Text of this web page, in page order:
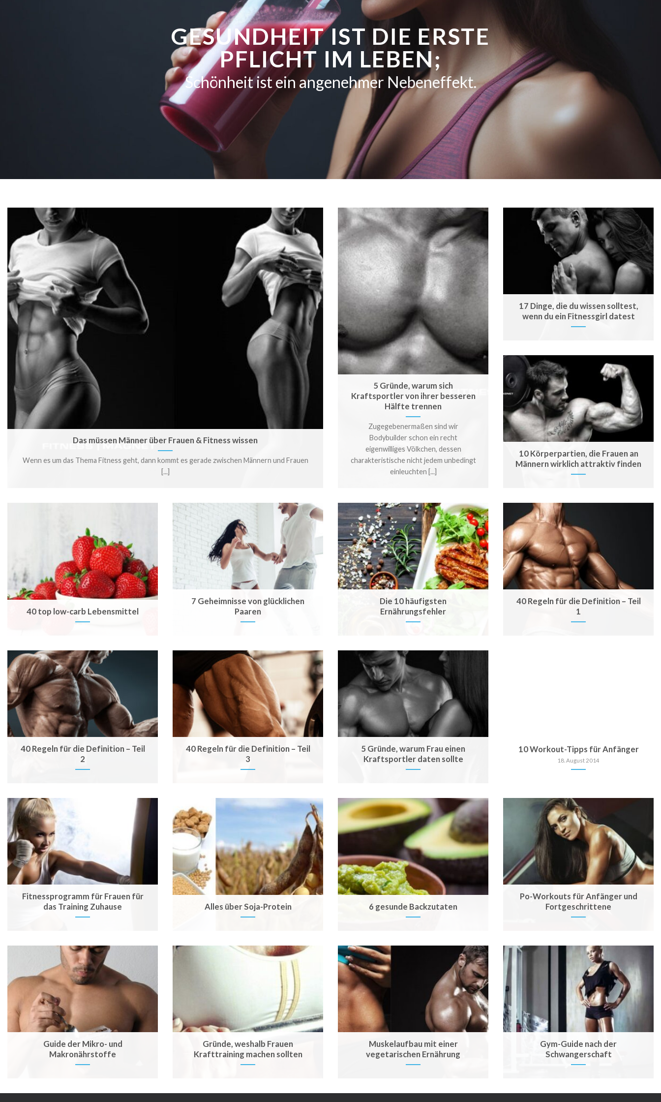
GESUNDHEIT IST DIE ERSTE
PFLICHT IM LEBEN;
Schönheit ist ein angenehmer Nebeneffekt.
Das müssen Männer über Frauen & Fitness wissen
Wenn es um das Thema Fitness geht, dann kommt es gerade zwischen Männern und Frauen
[...]
5 Gründe, warum sich
Kraftsportler von ihrer besseren
Hälfte trennen
Zugegebenermaßen sind wir
Bodybuilder schon ein recht
eigenwilliges Völkchen, dessen
charakteristische nicht jedem unbedingt
einleuchten [...]
17 Dinge, die du wissen solltest,
wenn du ein Fitnessgirl datest
10 Körperpartien, die Frauen an
Männern wirklich attraktiv finden
40 top low-carb Lebensmittel
7 Geheimnisse von glücklichen
Paaren
Die 10 häufigsten
Ernährungsfehler
40 Regeln für die Definition – Teil
1
40 Regeln für die Definition – Teil
2
40 Regeln für die Definition – Teil
3
5 Gründe, warum Frau einen
Kraftsportler daten sollte
10 Workout-Tipps für Anfänger
18. August 2014
Fitnessprogramm für Frauen für
das Training Zuhause
Alles über Soja-Protein 6 gesunde Backzutaten
Po-Workouts für Anfänger und
Fortgeschrittene
Guide der Mikro- und
Makronährstoffe
Gründe, weshalb Frauen
Krafttraining machen sollten
Muskelaufbau mit einer
vegetarischen Ernährung
Gym-Guide nach der
Schwangerschaft